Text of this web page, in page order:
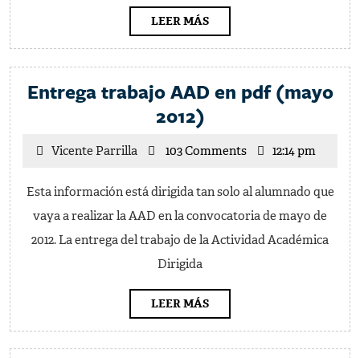
LEER MÁSLEER
MÁS
Entrega trabajo AAD en pdf (mayo
2012)Entrega
AAD
en
pdf
(mayo
Vicente Parrilla Vicente103 Comments 12:14 pm
Esta información está dirigida tan solo al alumnado que
vaya a realizar la AAD en la convocatoria de mayo de
2012. La entrega del trabajo de la Actividad Académica
Dirigida
LEER MÁSLEER
MÁS